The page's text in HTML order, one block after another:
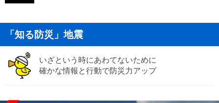
「知る防災」地震
いざという時にあわてないために
確かな情報と行動で防災力アップ